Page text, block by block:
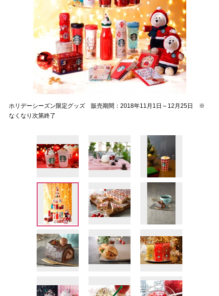
ホリデーシーズン限定グッズ 販売期間：2018年11月1日～12月25日 ※
なくなり次第終了